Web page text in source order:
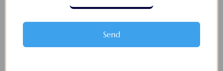
la solution idéale pour tous ceux qui cherchent à se connecter au
Send